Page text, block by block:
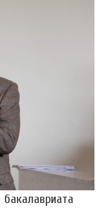
бакалавриата